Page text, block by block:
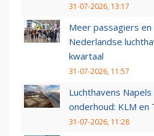
31-07-2026, 13:17
Meer passagiers
Nederlandse
kwartaal
31-07-2026, 11:57
Luchthavens
onderhoud: KLM en
31-07-2026, 11:28